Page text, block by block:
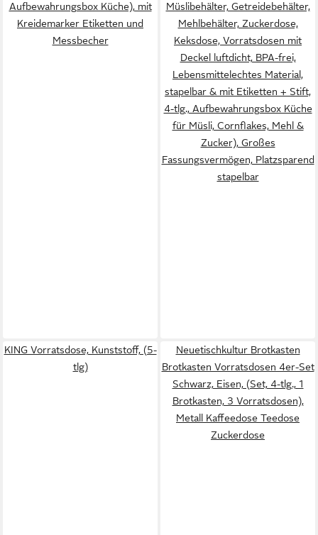
Aufbewahrungsbox Küche), mit
Kreidemarker Etiketten und
Messbecher
Müslibehälter, Getreidebehälter,
Mehlbehälter, Zuckerdose,
Keksdose, Vorratsdosen mit
Deckel luftdicht, BPA-frei,
Lebensmittelechtes Material,
stapelbar & mit Etiketten + Stift,
4-tlg., Aufbewahrungsbox Küche
für Müsli, Cornflakes, Mehl &
Zucker), Großes
Fassungsvermögen, Platzsparend
stapelbar
KING Vorratsdose, Kunststoff, (5-
tlg)
Neuetischkultur Brotkasten
Brotkasten Vorratsdosen 4er-Set
Schwarz, Eisen, (Set, 4-tlg., 1
Brotkasten, 3 Vorratsdosen),
Metall Kaffeedose Teedose
Zuckerdose